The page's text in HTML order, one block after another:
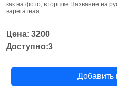
как на фото, в горшке Название на
варегатная.
Цена: 3200
Доступно:3
Добавить